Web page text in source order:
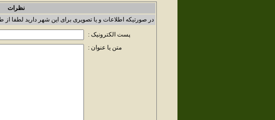
نظرات
در صورتیکه اطلاعات و یا تصویری برای این شهر دارید لطفا از
پست الکترونیک :
متن یا عنوان :